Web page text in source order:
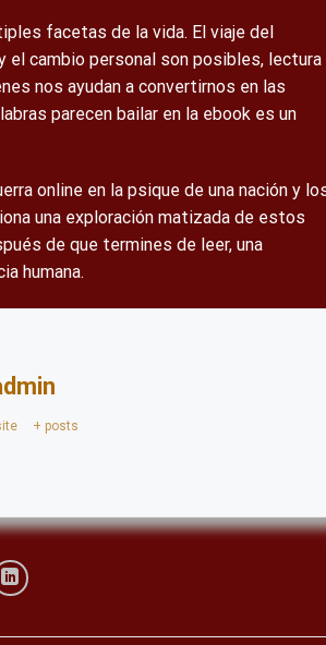
facetas de la vida. El viaje del
cambio personal son posibles, lectura
nos ayudan a convertirnos en las
parecen bailar en la ebook es un
online en la psique de una nación y
una exploración matizada de estos
de que termines de leer, una
humana.
+ posts